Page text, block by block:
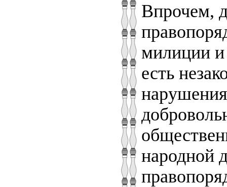
Впрочем,
милиции и
есть
народной